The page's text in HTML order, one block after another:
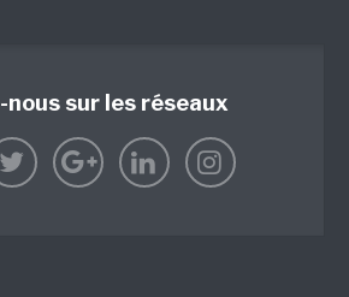
nous sur les réseaux